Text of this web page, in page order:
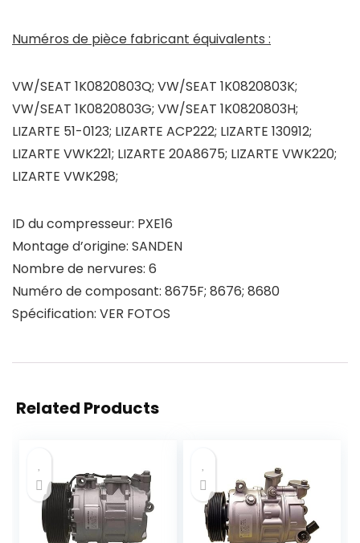
Numéros de pièce fabricant équivalents :
VW/SEAT 1K0820803Q; VW/SEAT 1K0820803K;
VW/SEAT 1K0820803G; VW/SEAT 1K0820803H;
LIZARTE 51-0123; LIZARTE ACP222; LIZARTE 130912;
LIZARTE VWK221; LIZARTE 20A8675; LIZARTE VWK220;
LIZARTE VWK298;
ID du compresseur: PXE16
Montage d’origine: SANDEN
Nombre de nervures: 6
Numéro de composant: 8675F; 8676; 8680
Spécification: VER FOTOS
Related Products